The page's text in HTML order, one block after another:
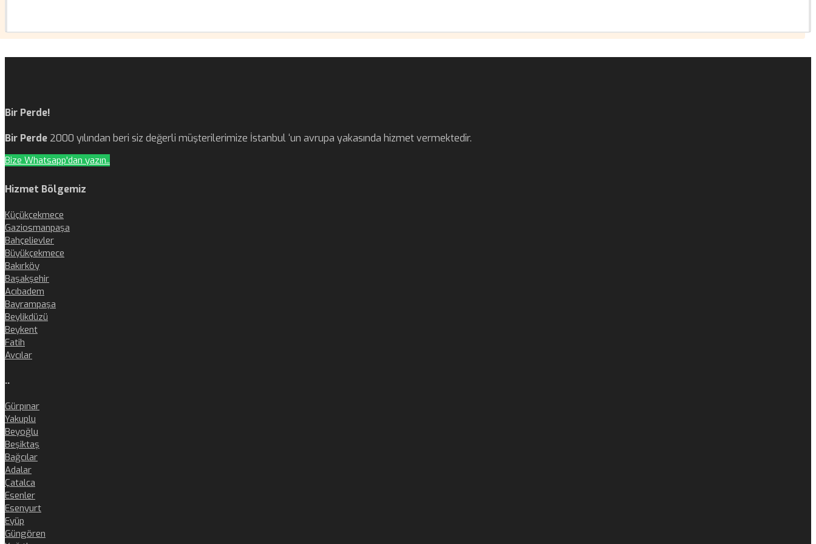
Bir Perde!
Bir Perde 2000 yılından beri siz değerli müşterilerimize İstanbul ‘un avrupa yakasında hizmet vermektedir.
Bize Whatsapp'dan yazın..
Hizmet Bölgemiz
Küçükçekmece
Gaziosmanpaşa
Bahçelievler
Büyükçekmece
Bakırköy
Başakşehir
Acıbadem
Bayrampaşa
Beylikdüzü
Beykent
Fatih
Avcılar
..
Gürpınar
Yakuplu
Beyoğlu
Beşiktaş
Bağcılar
Adalar
Çatalca
Esenler
Esenyurt
Eyüp
Güngören